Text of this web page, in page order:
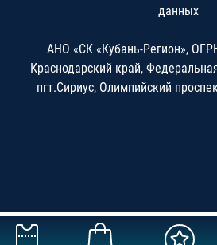
данных
АНО «СК «Кубань-Регион»,
Краснодарский край,
пгт.Сириус, Олимпийский